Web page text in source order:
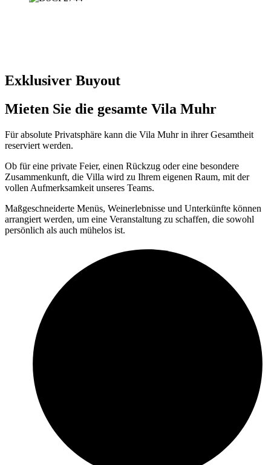
Exklusiver Buyout
Mieten Sie die gesamte Vila Muhr
Für absolute Privatsphäre kann die Vila Muhr in ihrer Gesamtheit
reserviert werden.
Ob für eine private Feier, einen Rückzug oder eine besondere
Zusammenkunft, die Villa wird zu Ihrem eigenen Raum, mit der
vollen Aufmerksamkeit unseres Teams.
Maßgeschneiderte Menüs, Weinerlebnisse und Unterkünfte können
arrangiert werden, um eine Veranstaltung zu schaffen, die sowohl
persönlich als auch mühelos ist.